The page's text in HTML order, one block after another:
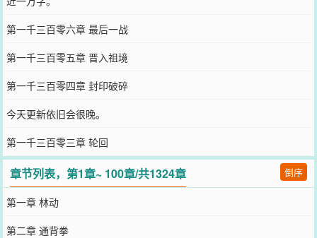
第一千三百零六章 最后一战
第一千三百零五章 晋入祖境
第一千三百零四章 封印破碎
今天更新依旧会很晚。
第一千三百零三章 轮回
章节列表，第1章~ 100章/共1324章 倒序
第一章 林动
第二章 通背拳